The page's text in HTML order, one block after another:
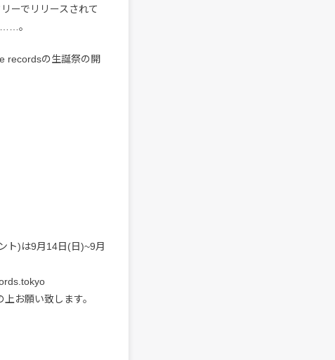
ーでリリースされて
……。
recordsの生誕祭の開
ト)は9月14日(日)~9月
お願い致します。